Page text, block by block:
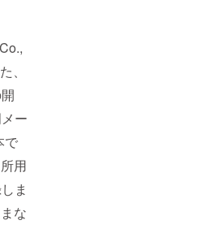
、
ー
で
用
ま
な